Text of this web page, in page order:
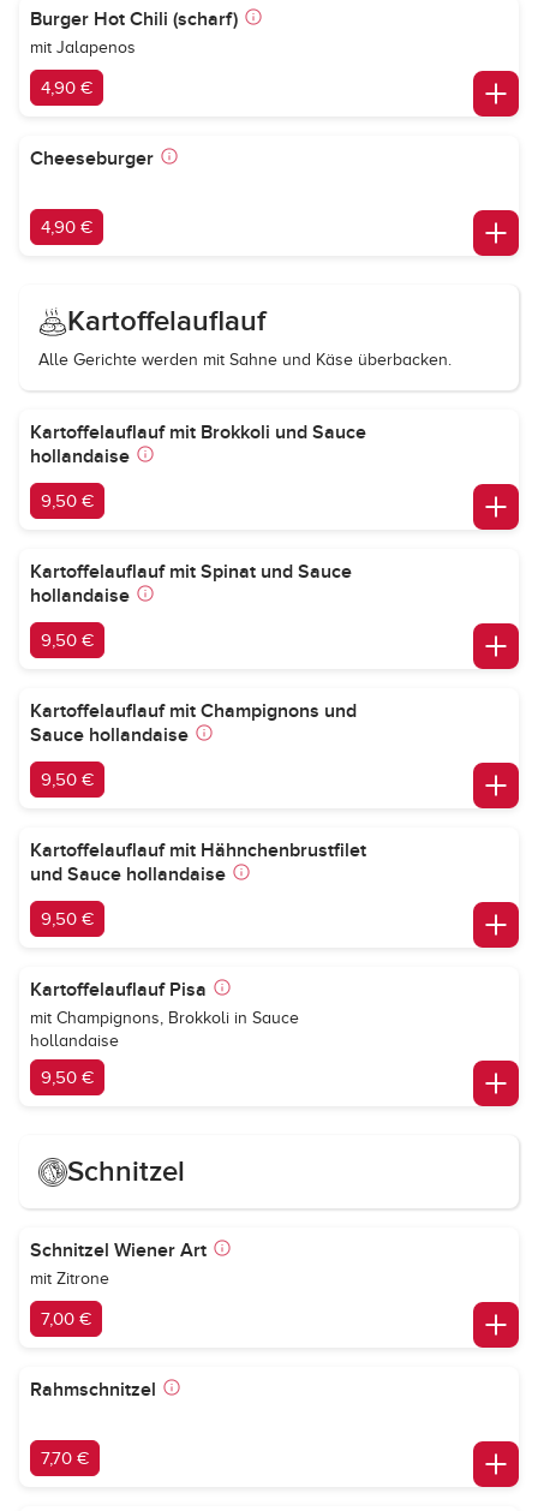
Burger Hot Chili (scharf)
mit Jalapenos
4,90 €
Cheeseburger
4,90 €
Kartoffelauflauf
Alle Gerichte werden mit Sahne und Käse überbacken.
Kartoffelauflauf mit Brokkoli und Sauce
hollandaise
9,50 €
Kartoffelauflauf mit Spinat und Sauce
hollandaise
9,50 €
Kartoffelauflauf mit Champignons und
Sauce hollandaise
9,50 €
Kartoffelauflauf mit Hähnchenbrustfilet
und Sauce hollandaise
9,50 €
Kartoffelauflauf Pisa
mit Champignons, Brokkoli in Sauce
hollandaise
9,50 €
Schnitzel
Schnitzel Wiener Art
mit Zitrone
7,00 €
Rahmschnitzel
7,70 €